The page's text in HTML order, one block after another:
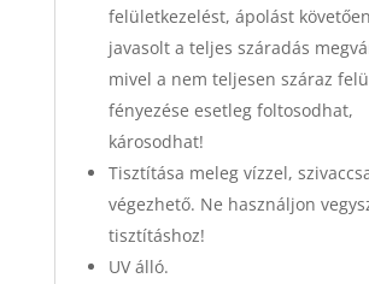
felületkezelést, ápolást
javasolt a teljes száradás
mivel a nem teljesen száraz
fényezése esetleg foltosodhat,
károsodhat!
Tisztítása meleg vízzel,
végezhető. Ne használjon
tisztításhoz!
UV álló.